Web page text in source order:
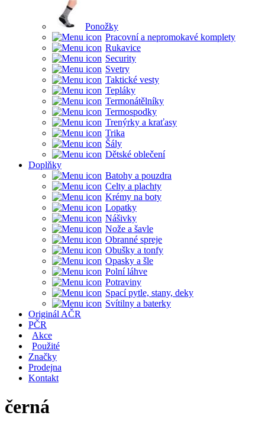
Ponožky
Pracovní a nepromokavé komplety
Rukavice
Security
Svetry
Taktické vesty
Tepláky
Termonátělníky
Termospodky
Trenýrky a kraťasy
Trika
Šály
Dětské oblečení
Doplňky
Batohy a pouzdra
Celty a plachty
Krémy na boty
Lopatky
Nášivky
Nože a šavle
Obranné spreje
Obušky a tonfy
Opasky a šle
Polní láhve
Potraviny
Spací pytle, stany, deky
Svítilny a baterky
Originál AČR
PČR
Akce
Použité
Značky
Prodejna
Kontakt
černá